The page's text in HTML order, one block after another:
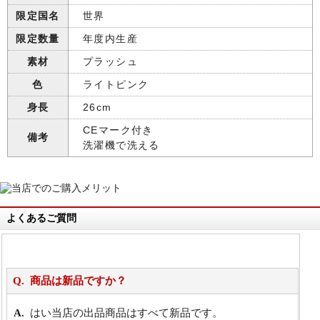
限定国名
世界
限定数量
年度内生産
素材
プラッシュ
色
ライトピンク
身長
26cm
備考
CEマーク付き
洗濯機で洗える
よくあるご質問
商品は新品ですか？
はい当店の出品商品はすべて新品です。